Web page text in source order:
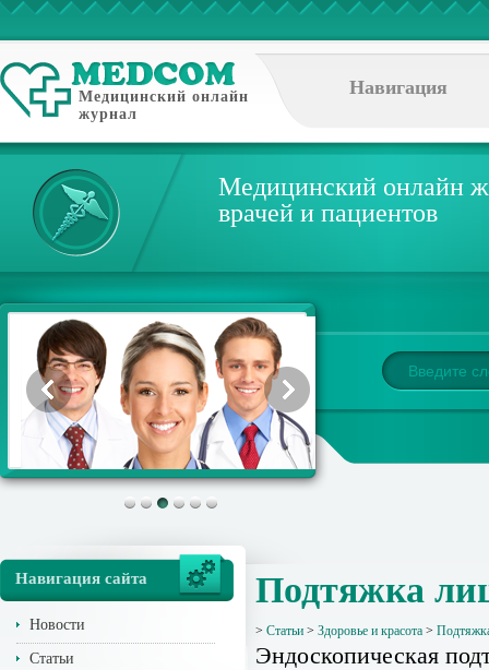
Медицинский онлайн
журнал
Навигация
Медицинский онлайн
врачей и пациентов
Навигация сайта
Новости
Статьи
Подтяжка
> Статьи > Здоровье и красота >
Эндоскопическая